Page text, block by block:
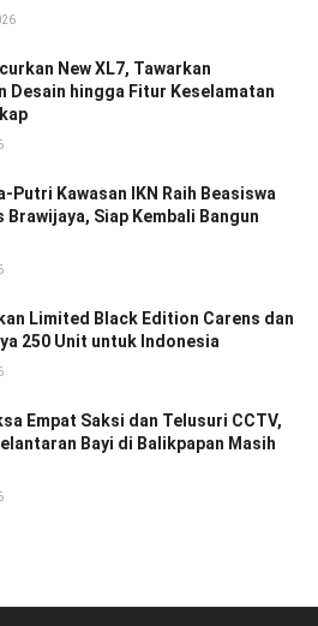
New XL7, Tawarkan
Desain hingga Fitur Keselamatan
Putri Kawasan IKN Raih Beasiswa
Siap Kembali Bangun
Limited Black Edition Carens dan
250 Unit untuk Indonesia
Empat Saksi dan Telusuri CCTV,
Bayi di Balikpapan Masih